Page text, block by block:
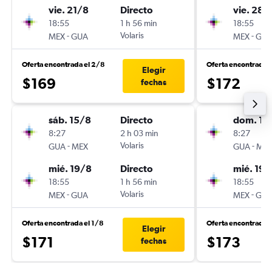
vie. 21/8
18:55
MEX-GUA
Directo
1 h 56 min
Volaris
Oferta encontrada el 2/8
$169
Elegir
fechas
sáb. 15/8
8:27
GUA-MEX
Directo
2 h 03 min
Volaris
mié. 19/8
18:55
MEX-GUA
Directo
1 h 56 min
Volaris
Oferta encontrada el 1/8
$171
Elegir
fechas
vie. 28/
18:55
MEX-GUA
Oferta encontrada
$172
dom.
8:27
GUA-MEX
mié.
18:55
MEX-GUA
Oferta encontrada
$173